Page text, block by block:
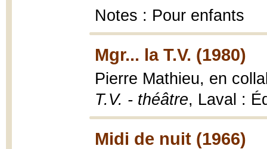
Notes : Pour enfants
Mgr... la T.V. (1980)
Pierre Mathieu, en
T.V. - théâtre, Laval :
Midi de nuit (1966)